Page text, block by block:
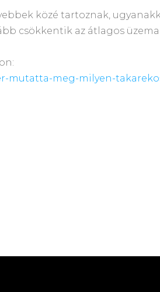
közé tartoznak,
csökkentik az átlagos
mutatta-meg-milyen-